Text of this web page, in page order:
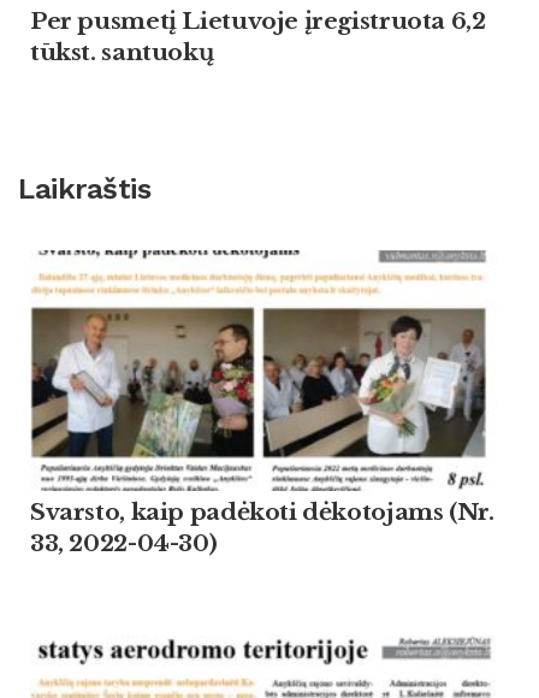
Per pusmetį Lietuvoje įregistruota 6,2
tūkst. santuokų
Laikraštis
Svarsto, kaip padėkoti dėkotojams (Nr.
33, 2022-04-30)